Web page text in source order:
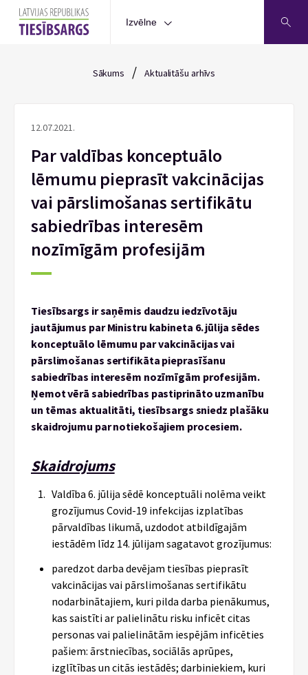
Izvēlne
Sākums / Aktualitāšu arhīvs
12.07.2021.
Par valdības konceptuālo
lēmumu pieprasīt vakcinācijas
vai pārslimošanas sertifikātu
sabiedrības interesēm
nozīmīgām profesijām
Tiesībsargs ir saņēmis daudzu iedzīvotāju
jautājumus par Ministru kabineta 6. jūlija sēdes
konceptuālo lēmumu parvakcinācijas vai
pārslimošanas sertifikāta pieprasīšanu
sabiedrības interesēm nozīmīgām profesijām.
Ņemot vērā sabiedrības pastiprināto uzmanību
un tēmas aktualitāti, tiesībsargs sniedz plašāku
skaidrojumu par notiekošajiem procesiem.
Skaidrojums
Valdība 6. jūlija sēdē konceptuāli nolēma veikt
grozījumus Covid-19 infekcijas izplatības
pārvaldības likumā, uzdodot atbildīgajām
iestādēm līdz 14. jūlijam sagatavot grozījumus:
paredzot darba devējam tiesības pieprasīt
vakcinācijas vai pārslimošanas sertifikātu
nodarbinātajiem, kuri pilda darba pienākumus,
kas saistīti ar palielinātu risku inficēt citas
personas vai palielinātām iespējām inficēties
pašiem: ārstniecības, sociālās aprūpes,
izglītības un citās iestādēs; darbiniekiem, kuri